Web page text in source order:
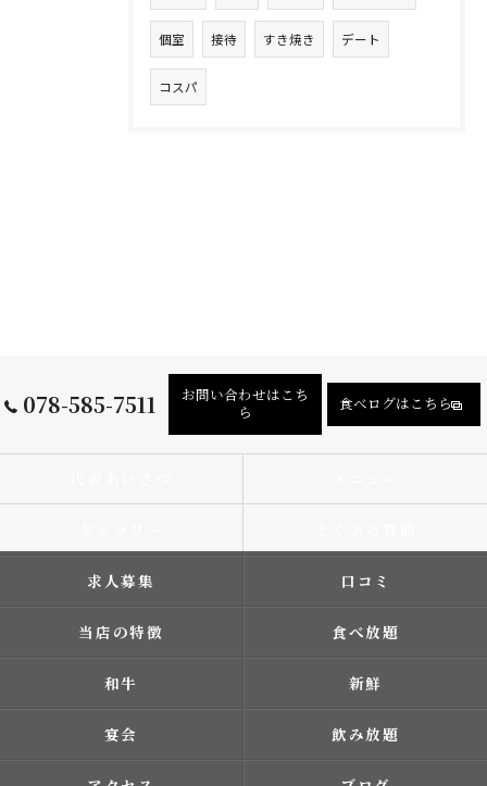
個室 接待 すき焼き デート
コスパ
078-585-7511
お問い合わせはこち
ら
食べログはこちら
求人募集 口コミ
当店の特徴 食べ放題
和牛 新鮮
宴会 飲み放題